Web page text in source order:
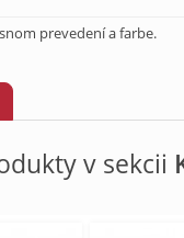
prevedení a farbe.
v sekcii